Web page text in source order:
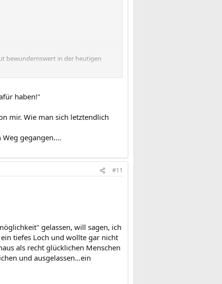
bewundernswert in der heutigen
dann bekommst meine Telnr.
haben!"
mir. Wie man sich letztendlich
gegangen....
#11
gelassen, will sagen, ich
tiefes Loch und wollte gar nicht
als recht glücklichen Menschen
und ausgelassen...ein